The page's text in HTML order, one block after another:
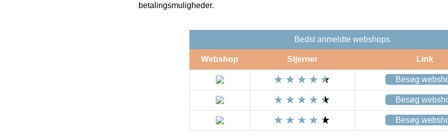
betalingsmuligheder.
Bedst anmeldte webshops
Webshop Stjerner Link
Besøg
Besøg
Besøg